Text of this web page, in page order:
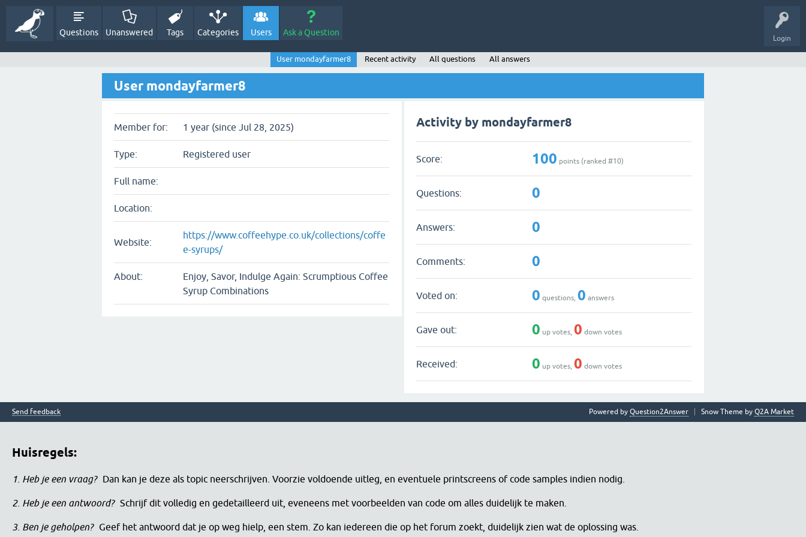
Login
Questions Unanswered Tags Categories Users Ask a Question
User mondayfarmer8 Recent activity All questions All answers
User mondayfarmer8
Member for: 1 year (since Jul 28, 2025)
Type: Registered user
Full name:
Location:
Website:
https://www.coffeehype.co.uk/collections/coffe
e-syrups/
About:
Enjoy, Savor, Indulge Again: Scrumptious Coffee
Syrup Combinations
Activity by mondayfarmer8
Score: 100 points (ranked #10)
Questions: 0
Answers: 0
Comments: 0
Voted on: 0 questions,0 answers
Gave out: 0 up votes,0 down votes
Received: 0 up votes,0 down votes
Send feedback Snow Theme by Q2A Market
Powered by Question2Answer
Huisregels:
1. Heb je een vraag? Dan kan je deze als topic neerschrijven. Voorzie voldoende uitleg, en eventuele printscreens of code samples indien nodig.
2. Heb je een antwoord? Schrijf dit volledig en gedetailleerd uit, eveneens met voorbeelden van code om alles duidelijk te maken.
3. Ben je geholpen? Geef het antwoord dat je op weg hielp, een stem. Zo kan iedereen die op het forum zoekt, duidelijk zien wat de oplossing was.